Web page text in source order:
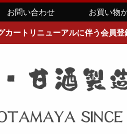
お問い合わせ お買い物
カートリニューアルに伴う会員